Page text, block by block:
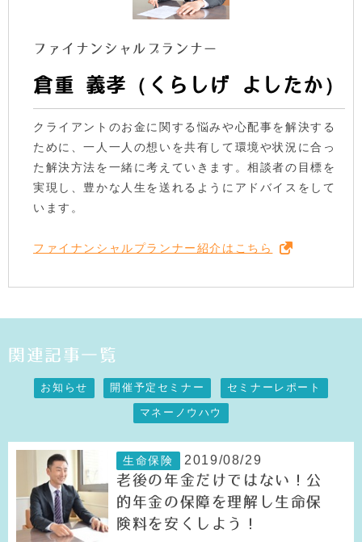
ファイナンシャルプランナー
倉重 義孝（くらしげ よしたか）
クライアントのお金に関する悩みや心配事を解決する
ために、一人一人の想いを共有して環境や状況に合っ
た解決方法を一緒に考えていきます。相談者の目標を
実現し、豊かな人生を送れるようにアドバイスをして
います。
ファイナンシャルプランナー紹介はこちら
関連記事一覧
お知らせ 開催予定セミナー セミナーレポート
マネーノウハウ
生命保険 2019/08/29
老後の年金だけではない！公
的年金の保障を理解し生命保
険料を安くしよう！